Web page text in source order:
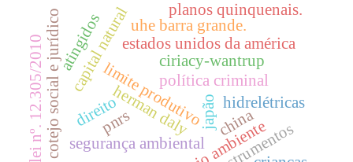
ciriacy-wantrup
herman daly
segurança ambiental
limite produtivo
capital natural
meio ambiente
política criminal
estados unidos da américa
japão
cotejo social e jurídicoatingidos
direito hidrelétricas
uhe barra grande.
pnrs instrumentos
lei nº. 12.305/2010 china
planos quinquenais.